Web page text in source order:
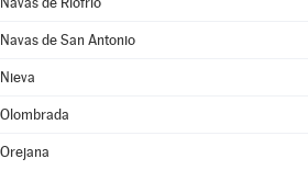
Navas de San Antonio
Nieva
Olombrada
Orejana